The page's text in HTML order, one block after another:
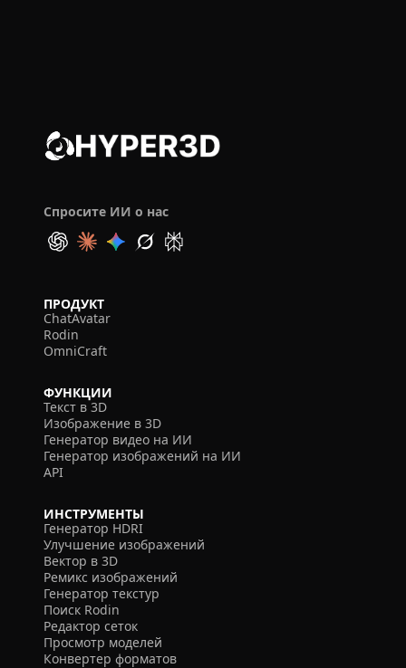
Спросите ИИ о нас
ПРОДУКТ
ChatAvatar
Rodin
OmniCraft
ФУНКЦИИ
Текст в 3D
Изображение в 3D
Генератор видео на ИИ
Генератор изображений на ИИ
API
ИНСТРУМЕНТЫ
Генератор HDRI
Улучшение изображений
Вектор в 3D
Ремикс изображений
Генератор текстур
Поиск Rodin
Редактор сеток
Просмотр моделей
Конвертер форматов